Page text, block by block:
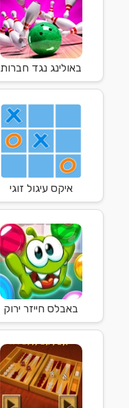
באולינג נגד חברות
איקס עיגול זוגי
באבלס חייזר ירוק